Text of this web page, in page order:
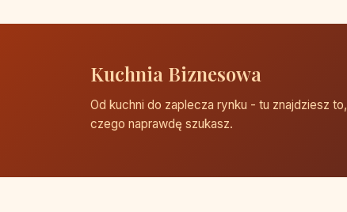
Kuchnia Biznesowa
Od kuchni do zaplecza rynku - tu znajdziesz to,
czego naprawdę szukasz.